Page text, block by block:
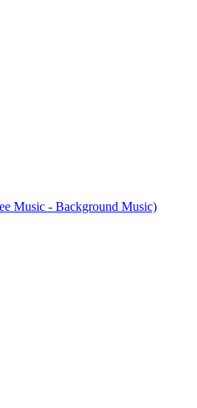
Music - Background Music)